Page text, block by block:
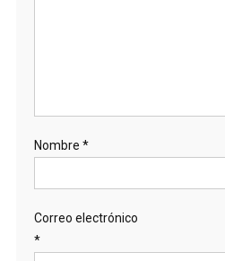
Nombre *
Correo electrónico
*